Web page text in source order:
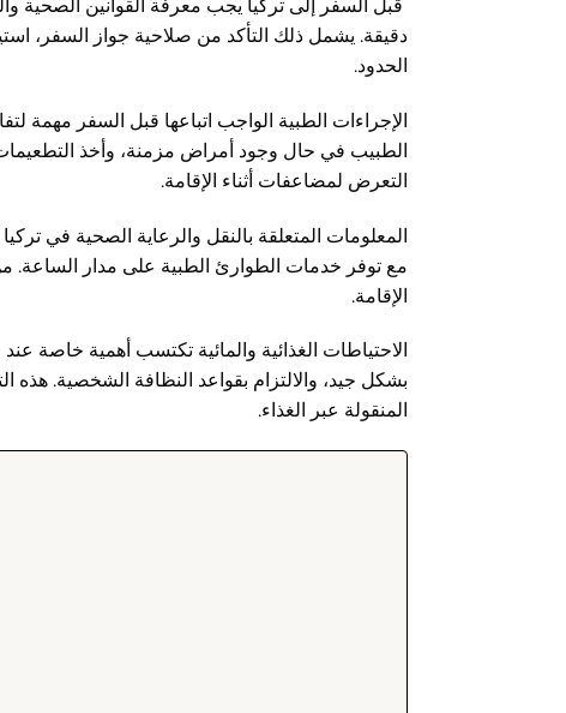
قبل السفر إلى تركيا يجب معرفة القوانين الصحية
دقيقة. يشمل ذلك التأكد من صلاحية جواز السفر،
الحدود.
الإجراءات الطبية الواجب اتباعها قبل السفر
الطبيب في حال وجود أمراض مزمنة، وأخذ
التعرض لمضاعفات أثناء الإقامة.
المعلومات المتعلقة بالنقل والرعاية الصحية في
مع توفر خدمات الطوارئ الطبية على مدار الساعة.
الإقامة.
الاحتياطات الغذائية والمائية تكتسب أهمية خاصة
بشكل جيد، والالتزام بقواعد النظافة الشخصية. هذه
المنقولة عبر الغذاء.